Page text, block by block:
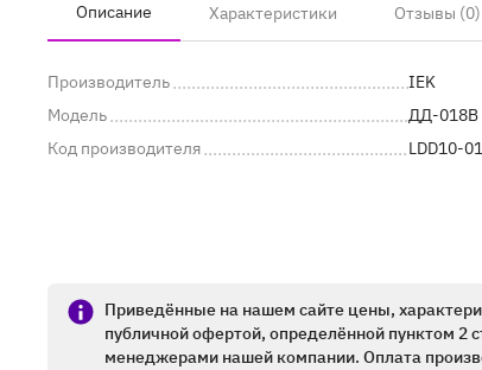
Описание Характеристики Отзывы (0)
Производитель
IEK
Модель
ДД-018В
Код производителя
LDD10-
Приведённые на нашем сайте цены,
публичной офертой, определённой пунктом 2
менеджерами нашей компании. Оплата